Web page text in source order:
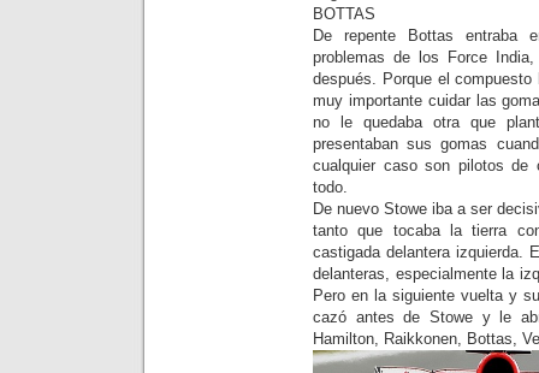
BOTTAS
De repente Bottas entraba
problemas de los Force India,
después. Porque el
muy importante cuidar las
no le quedaba otra que
presentaban sus gomas
cualquier caso son pilotos de
todo.
De nuevo Stowe iba a ser
tanto que tocaba la tierra
castigada delantera izquierda.
delanteras, especialmente la
Pero en la siguiente vuelta y
cazó antes de Stowe y le
Hamilton, Raikkonen, Bottas,